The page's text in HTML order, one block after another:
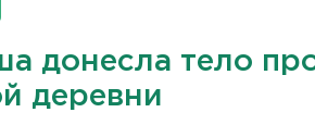
донесла тело
деревни